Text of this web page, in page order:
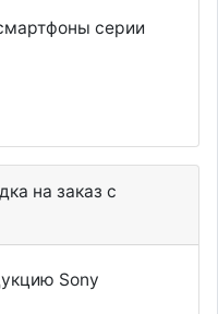
серии
на заказ c
Sony